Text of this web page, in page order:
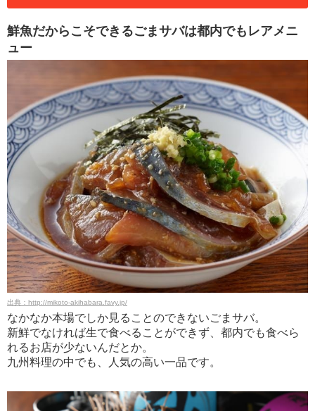
鮮魚だからこそできるごまサバは都内でもレアメニ
ュー
出典：http://mikoto-akihabara.favy.jp/
なかなか本場でしか見ることのできないごまサバ。
新鮮でなければ生で食べることができず、都内でも食べら
れるお店が少ないんだとか。
九州料理の中でも、人気の高い一品です。